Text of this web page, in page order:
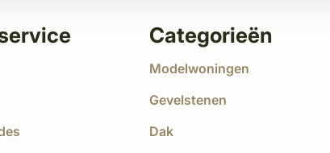
Categorieën
Modelwoningen
Gevelstenen
Dak